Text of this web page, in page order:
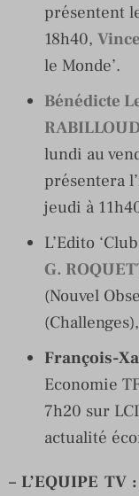
présentent
18h40,
le Monde’.
Bénédicte
lundi au
présentera
jeudi à
L’Edito
G.
(Nouvel
(Challenges),
François-
Economie
7h20 sur
actualité
– L’EQUIPE TV: